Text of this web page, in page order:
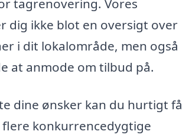
tagrenovering. Vores
dig ikke blot en oversigt over
i dit lokalområde, men også
at anmode om tilbud på.
dine ønsker kan du hurtigt få
konkurrencedygtige